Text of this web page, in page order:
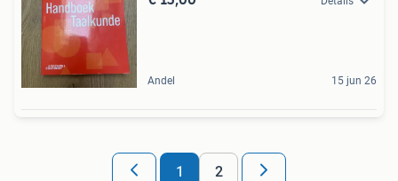
Andel 15 jun 26
1 2